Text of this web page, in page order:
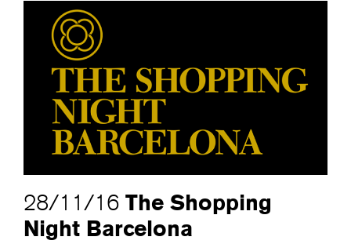
28/11/16 The Shopping
Night Barcelona